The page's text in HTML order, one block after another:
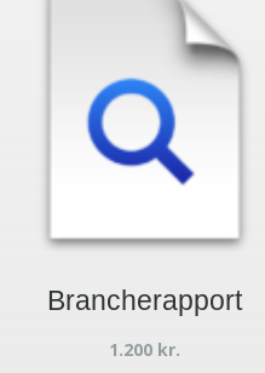
Brancherapport
1.200 kr.